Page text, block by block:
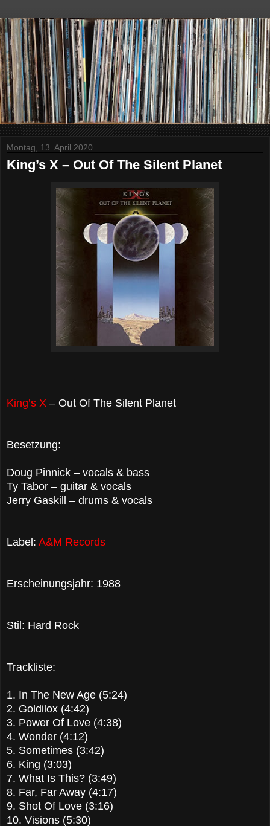
Montag, 13. April 2020
King’s X – Out Of The Silent Planet
King’s X – Out Of The Silent Planet
Besetzung:
Doug Pinnick – vocals & bass
Ty Tabor – guitar & vocals
Jerry Gaskill – drums & vocals
Label: A&M Records
Erscheinungsjahr: 1988
Stil: Hard Rock
Trackliste:
1. In The New Age (5:24)
2. Goldilox (4:42)
3. Power Of Love (4:38)
4. Wonder (4:12)
5. Sometimes (3:42)
6. King (3:03)
7. What Is This? (3:49)
8. Far, Far Away (4:17)
9. Shot Of Love (3:16)
10. Visions (5:30)